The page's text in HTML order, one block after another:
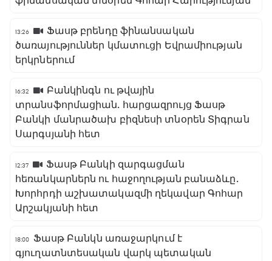
13:26
Ֆասթ բրենդը ֆինանսական
ծառայություններ կմատուցի Եվրամիության
երկրներում
16:32
Բանկինգն ու թվային
տրանսֆորմացիան․ հարցազրույց Ֆասթ
Բանկի մանրածախ բիզնեսի տնօրեն Տիգրան
Սարգսյանի հետ
12:37
Ֆասթ Բանկի զարգացման
հեռանկարներն ու հաջողության բանաձևը․
Խորհրդի աշխատակազմի ղեկավար Գոհար
Արշակյանի հետ
18:00
Ֆասթ Բանկն առաջարկում է
գյուղատնտեսական վարկ պետական